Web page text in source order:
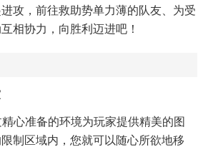
攻，前往救助势单力薄的队友、为受
相协力，向胜利迈进吧！
精心准备的环境为玩家提供精美的图
制区域内，您就可以随心所欲地移